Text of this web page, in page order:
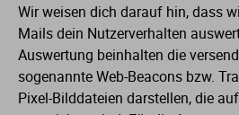
Wir weisen dich darauf hin, dass
Mails dein Nutzerverhalten
Auswertung beinhalten die
sogenannte Web-Beacons bzw.
Pixel-Bilddateien darstellen, die